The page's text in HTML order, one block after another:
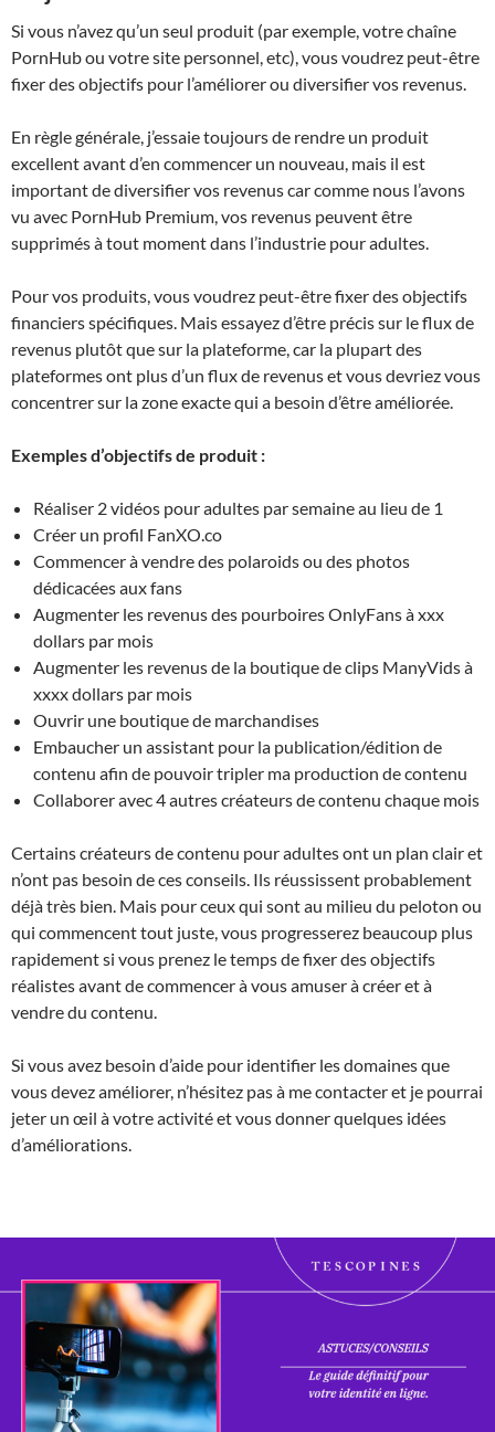
Si vous n’avez qu’un seul produit (par exemple, votre chaîne
PornHub ou votre site personnel, etc), vous voudrez peut-être
fixer des objectifs pour l’améliorer ou diversifier vos revenus.
En règle générale, j’essaie toujours de rendre un produit
excellent avant d’en commencer un nouveau, mais il est
important de diversifier vos revenus car comme nous l’avons
vu avec PornHub Premium, vos revenus peuvent être
supprimés à tout moment dans l’industrie pour adultes.
Pour vos produits, vous voudrez peut-être fixer des objectifs
financiers spécifiques. Mais essayez d’être précis sur le flux de
revenus plutôt que sur la plateforme, car la plupart des
plateformes ont plus d’un flux de revenus et vous devriez vous
concentrer sur la zone exacte qui a besoin d’être améliorée.
Exemples d’objectifs de produit :
Réaliser 2 vidéos pour adultes par semaine au lieu de 1
Créer un profil FanXO.co
Commencer à vendre des polaroids ou des photos
dédicacées aux fans
Augmenter les revenus des pourboires OnlyFans à xxx
dollars par mois
Augmenter les revenus de la boutique de clips ManyVids à
xxxx dollars par mois
Ouvrir une boutique de marchandises
Embaucher un assistant pour la publication/édition de
contenu afin de pouvoir tripler ma production de contenu
Collaborer avec 4 autres créateurs de contenu chaque mois
Certains créateurs de contenu pour adultes ont un plan clair et
n’ont pas besoin de ces conseils. Ils réussissent probablement
déjà très bien. Mais pour ceux qui sont au milieu du peloton ou
qui commencent tout juste, vous progresserez beaucoup plus
rapidement si vous prenez le temps de fixer des objectifs
réalistes avant de commencer à vous amuser à créer et à
vendre du contenu.
Si vous avez besoin d’aide pour identifier les domaines que
vous devez améliorer, n’hésitez pas à me contacter et je pourrai
jeter un œil à votre activité et vous donner quelques idées
d’améliorations.